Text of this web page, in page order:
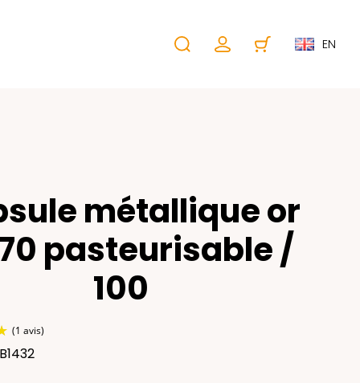
EN
métallique or
pasteurisable /
100